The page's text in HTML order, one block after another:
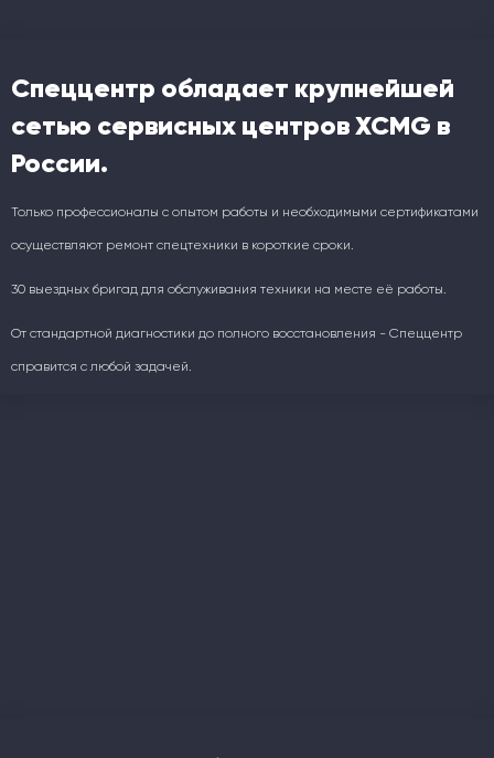
Спеццентр обладает крупнейшей
сетью сервисных центров XCMG в
России.
Только профессионалы с опытом работы и необходимыми сертификатами
осуществляют ремонт спецтехники в короткие сроки.
30 выездных бригад для обслуживания техники на месте её работы.
От стандартной диагностики до полного восстановления - Спеццентр
справится с любой задачей.